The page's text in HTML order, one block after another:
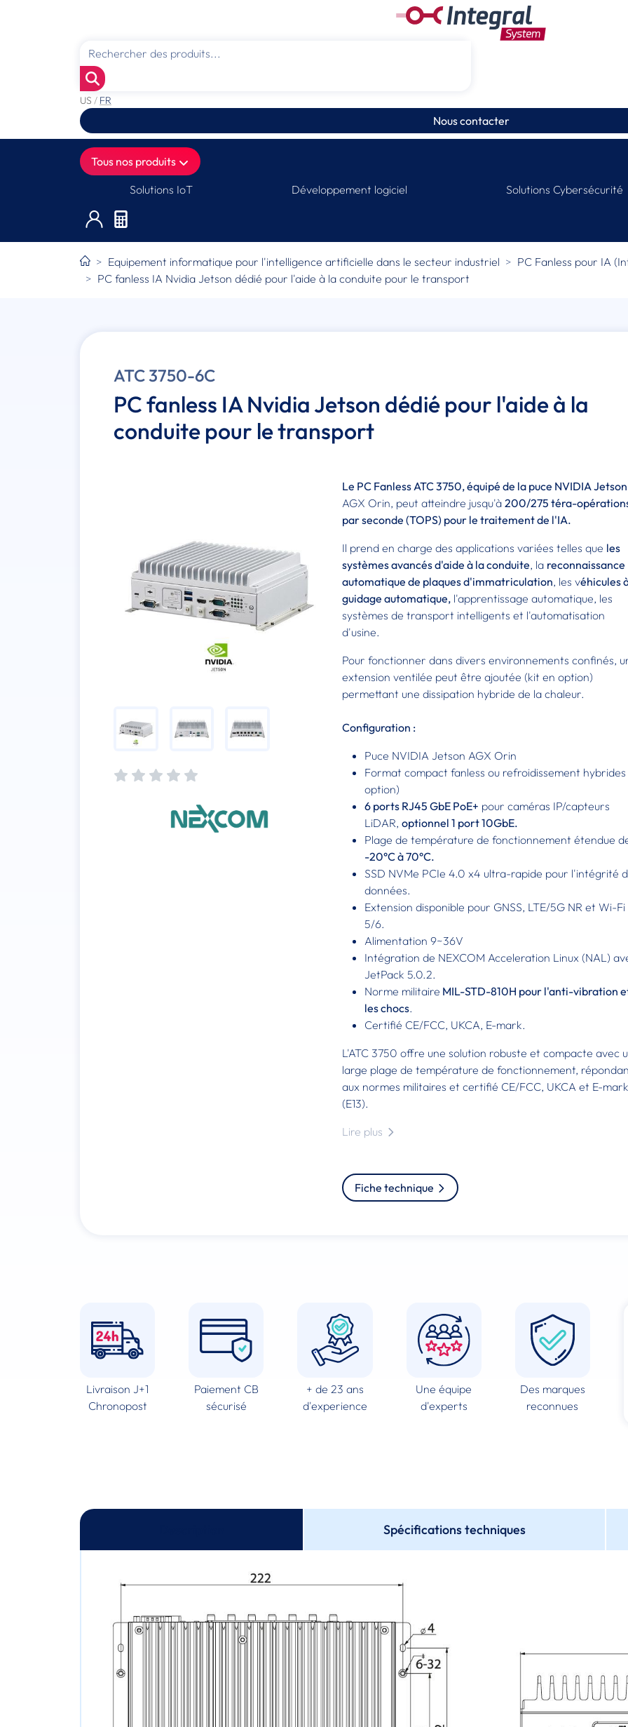
US / FR
Nous contacter
Tous nos produits
Solutions IoT Développement logiciel Solutions Cybersécurité
Equipement informatique pour l'intelligence artificielle dans le secteur industriel
PC Fanless pour IA
PC fanless IA Nvidia Jetson dédié pour l'aide à la conduite pour le transport
ATC 3750-6C
PC fanless IA Nvidia Jetson dédié pour l'aide à la
conduite pour le transport
Le PC Fanless ATC 3750, équipé de la puce NVIDIA Jetson
AGX Orin, peut atteindre jusqu'à200/275 téra-
par seconde (TOPS) pour le traitement de l'IA.
Il prend en charge des applications variées telles que les
systèmes avancés d'aide à la conduite, la reconnaissance
automatique de plaques d'immatriculation, les véhicules
guidage automatique, l'apprentissage automatique, les
systèmes de transport intelligents et l'automatisation
d'usine.
Pour fonctionner dans divers environnements confinés,
extension ventilée peut être ajoutée (kit en option)
permettant une dissipation hybride de la chaleur.
Configuration :
Puce NVIDIA Jetson AGX Orin
Format compact fanless ou refroidissement hybrides
option)
6 ports RJ45 GbE PoE+ pour caméras IP/capteurs
LiDAR,optionnel 1 port 10GbE.
Plage de température de fonctionnement étendue
-20°C à 70°C.
SSD NVMe PCIe 4.0 x4 ultra-rapide pour l'intégrité
données.
Extension disponible pour GNSS, LTE/5G NR et Wi-Fi
5/6.
Alimentation 9~36V
Intégration de NEXCOM Acceleration Linux (NAL)
JetPack 5.0.2.
Norme militaire MIL-STD-810H pour l'anti-vibration
les chocs.
Certifié CE/FCC, UKCA, E-mark.
L'ATC 3750 offre une solution robuste et compacte avec
large plage de température de fonctionnement,
aux normes militaires et certifié CE/FCC, UKCA et E-mark
(E13).
Lire plus
Fiche technique
Livraison J+1
Chronopost
Paiement CB
sécurisé
+ de 23 ans
d'experience
Une équipe
d'experts
Des marques
reconnues
Spécifications techniques